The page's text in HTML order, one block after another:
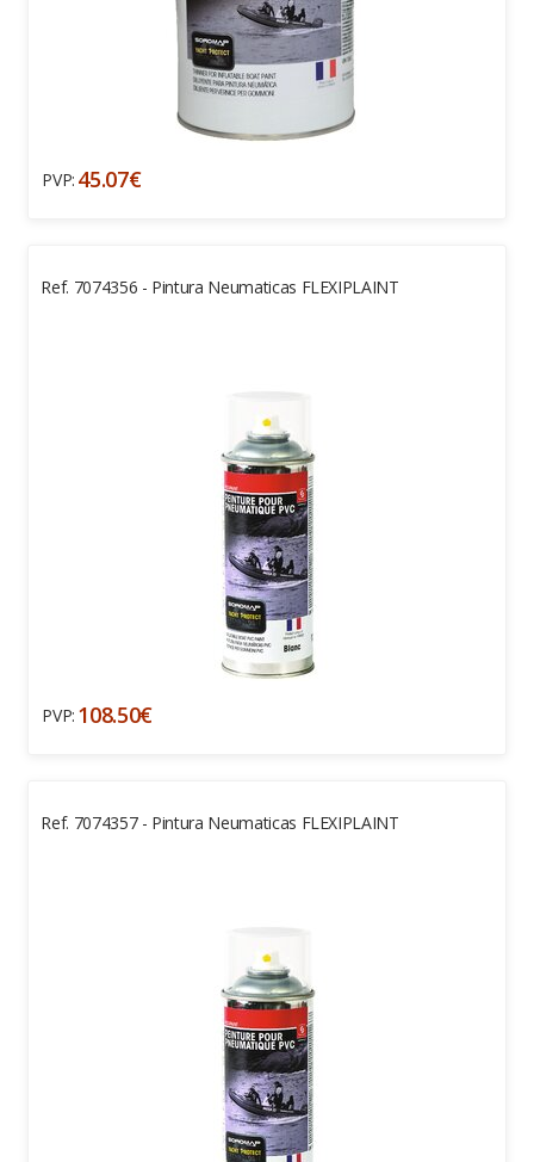
PVP: 45.07€
Ref. 7074356 - Pintura Neumaticas FLEXIPLAINT
PVP: 108.50€
Ref. 7074357 - Pintura Neumaticas FLEXIPLAINT